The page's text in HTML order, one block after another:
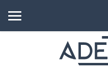
PANEL LATERAL